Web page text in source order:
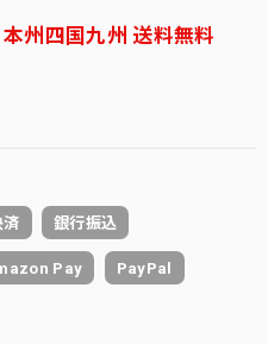
本州四国九州 送料無料
済 銀行振込
Pay PayPal